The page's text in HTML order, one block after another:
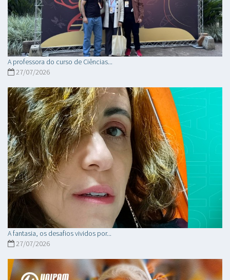
A professora do curso de Ciências...
27/07/2026
A fantasia, os desafios vividos por...
27/07/2026